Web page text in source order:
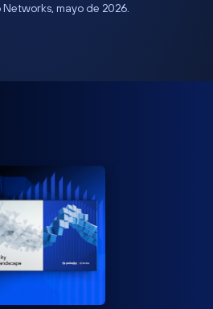
Networks, mayo de 2026.